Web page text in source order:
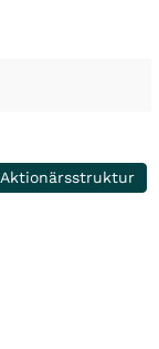
Aktionärsstruktur